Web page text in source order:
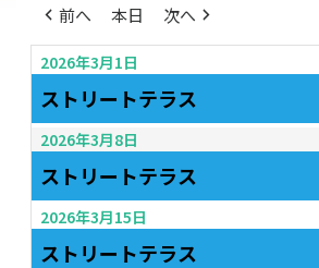
前へ 本日 次へ
2026年3月1日
ストリートテラス
2026年3月8日
ストリートテラス
2026年3月15日
ストリートテラス